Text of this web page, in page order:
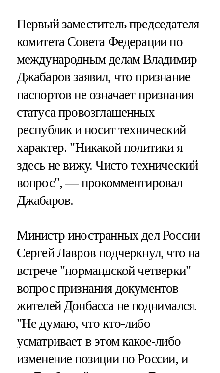
Первый заместитель председателя
комитета Совета Федерации по
международным делам Владимир
Джабаров заявил, что признание
паспортов не означает признания
статуса провозглашенных
республик и носит технический
характер. "Никакой политики я
здесь не вижу. Чисто технический
вопрос", — прокомментировал
Джабаров.
Министр иностранных дел России
Сергей Лавров подчеркнул, что на
встрече "нормандской четверки"
вопрос признания документов
жителей Донбасса не поднимался.
"Не думаю, что кто-либо
усматривает в этом какое-либо
изменение позиции по России, и